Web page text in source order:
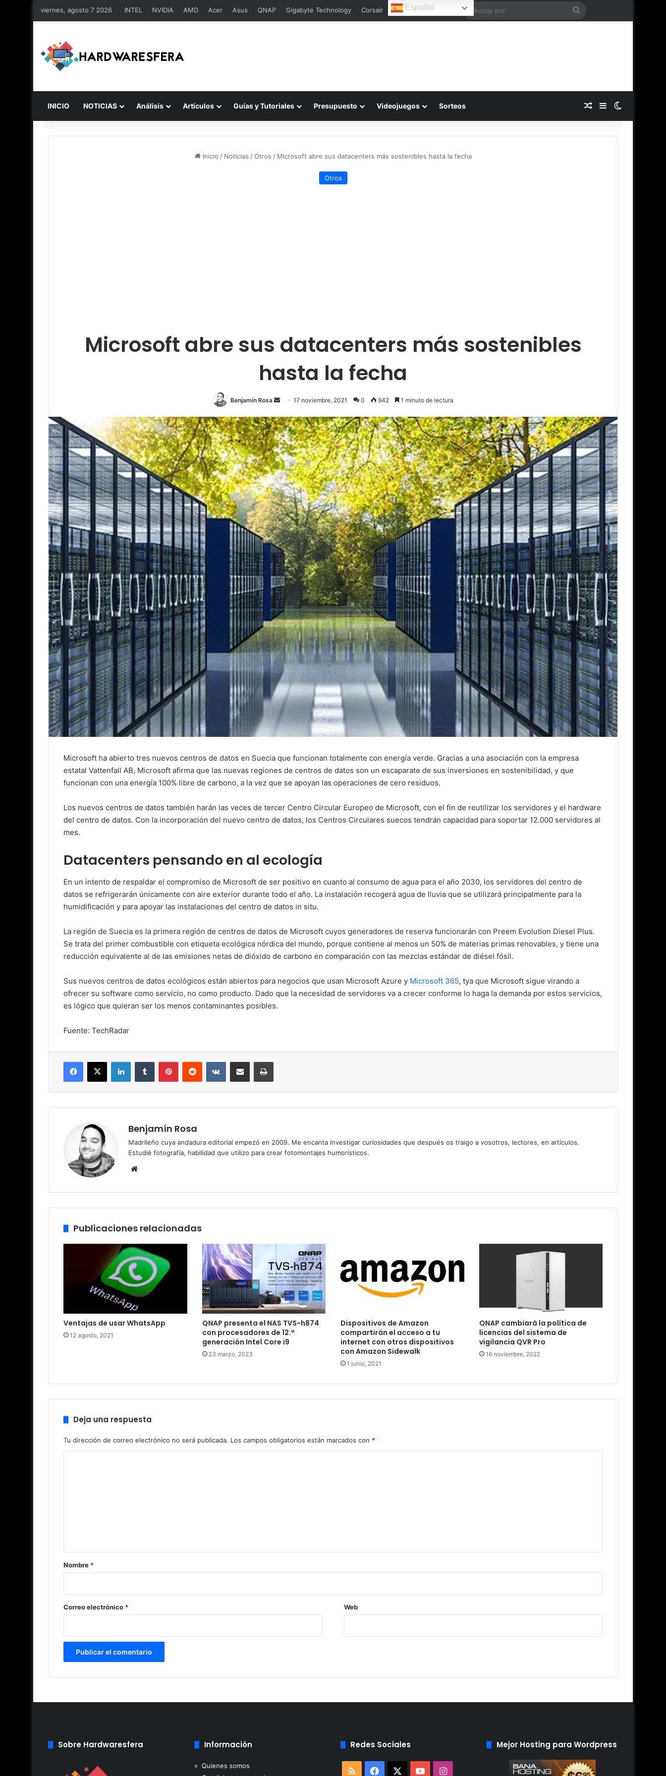
viernes, agosto 7 2026 INTEL NVIDIA AMD Acer Asus QNAP Gigabyte Technology Corsair Español
Buscar
INICIO NOTICIAS Análisis Artículos Guías y Tutoriales Presupuesto Videojuegos Sorteos Publicación al azar
Barra lateral
Inicio / Noticias / Otros / Microsoft abre sus datacenters más sostenibles hasta la fecha
Otros
Microsoft abre sus datacenters más sostenibles
hasta la fecha
Benjamín Rosa
Send
email
17 noviembre, 2021 0 942 1 minuto de lectura
Microsoft ha abierto tres nuevos centros de datos en Suecia que funcionan totalmente con energía verde. Gracias a una asociación con la empresa
estatal Vattenfall AB, Microsoft afirma que las nuevas regiones de centros de datos son un escaparate de sus inversiones en sostenibilidad, y que
funcionan con una energía 100% libre de carbono, a la vez que se apoyan las operaciones de cero residuos.
Los nuevos centros de datos también harán las veces de tercer Centro Circular Europeo de Microsoft, con el fin de reutilizar los servidores y el hardware
del centro de datos. Con la incorporación del nuevo centro de datos, los Centros Circulares suecos tendrán capacidad para soportar 12.000 servidores al
mes.
Datacenters pensando en al ecología
En un intento de respaldar el compromiso de Microsoft de ser positivo en cuanto al consumo de agua para el año 2030, los servidores del centro de
datos se refrigerarán únicamente con aire exterior durante todo el año. La instalación recogerá agua de lluvia que se utilizará principalmente para la
humidificación y para apoyar las instalaciones del centro de datos in situ.
La región de Suecia es la primera región de centros de datos de Microsoft cuyos generadores de reserva funcionarán con Preem Evolution Diesel Plus.
Se trata del primer combustible con etiqueta ecológica nórdica del mundo, porque contiene al menos un 50% de materias primas renovables, y tiene una
reducción equivalente al de las emisiones netas de dióxido de carbono en comparación con las mezclas estándar de diésel fósil.
Sus nuevos centros de datos ecológicos están abiertos para negocios que usan Microsoft Azure y Microsoft 365, tya que Microsoft sigue virando a
ofrecer su software como servicio, no como producto. Dado que la necesidad de servidores va a crecer conforme lo haga la demanda por estos servicios,
es lógico que quieran ser los menos contaminantes posibles.
Fuente: TechRadar
Facebook
X LinkedInTumblr PinterestReddit VKontakteCompartir por correo electrónicoImprimir
Benjamín Rosa
Madrileño cuya andadura editorial empezó en 2009. Me encanta investigar curiosidades que después os traigo a vosotros, lectores, en artículos.
Estudié fotografía, habilidad que utilizo para crear fotomontajes humorísticos.
Publicaciones relacionadas
Ventajas de usar WhatsApp
12 agosto, 2021
QNAP presenta el NAS TVS-h874
con procesadores de 12.ª
generación Intel Core i9
23 marzo, 2023
Dispositivos de Amazon
compartirán el acceso a tu
internet con otros dispositivos
con Amazon Sidewalk
1 junio, 2021
QNAP cambiará la política de
licencias del sistema de
vigilancia QVR Pro
16 noviembre, 2022
Deja una respuesta
Tu dirección de correo electrónico no será publicada. Los campos obligatorios están marcados con *
r
*
Nombre *
Correo electrónico * Web
Sobre Hardwaresfera Información
» Quienes somos
Redes Sociales
RSS Facebook YouTubeInstagram
Mejor Hosting para Wordpress